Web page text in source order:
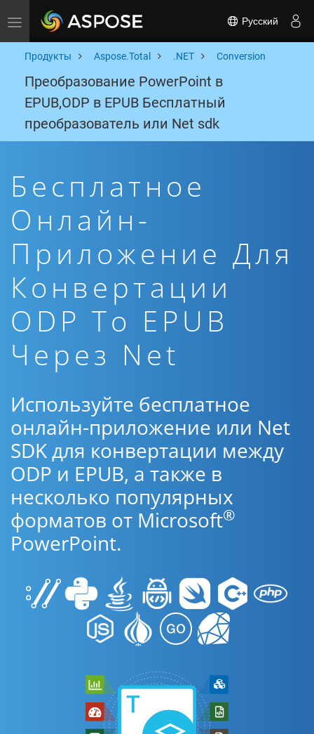
Toggle navigation Русский
Продукты Aspose.Total .NET Conversion
Преобразование PowerPoint в
EPUB,ODP в EPUB Бесплатный
преобразователь или Net sdk
Бесплатное
Онлайн-
Приложение Для
Конвертации
ODP To EPUB
Через Net
Используйте бесплатное
онлайн-приложение или Net
SDK для конвертации между
ODP и EPUB, а также в
несколько популярных
форматов от Microsoft®
PowerPoint.